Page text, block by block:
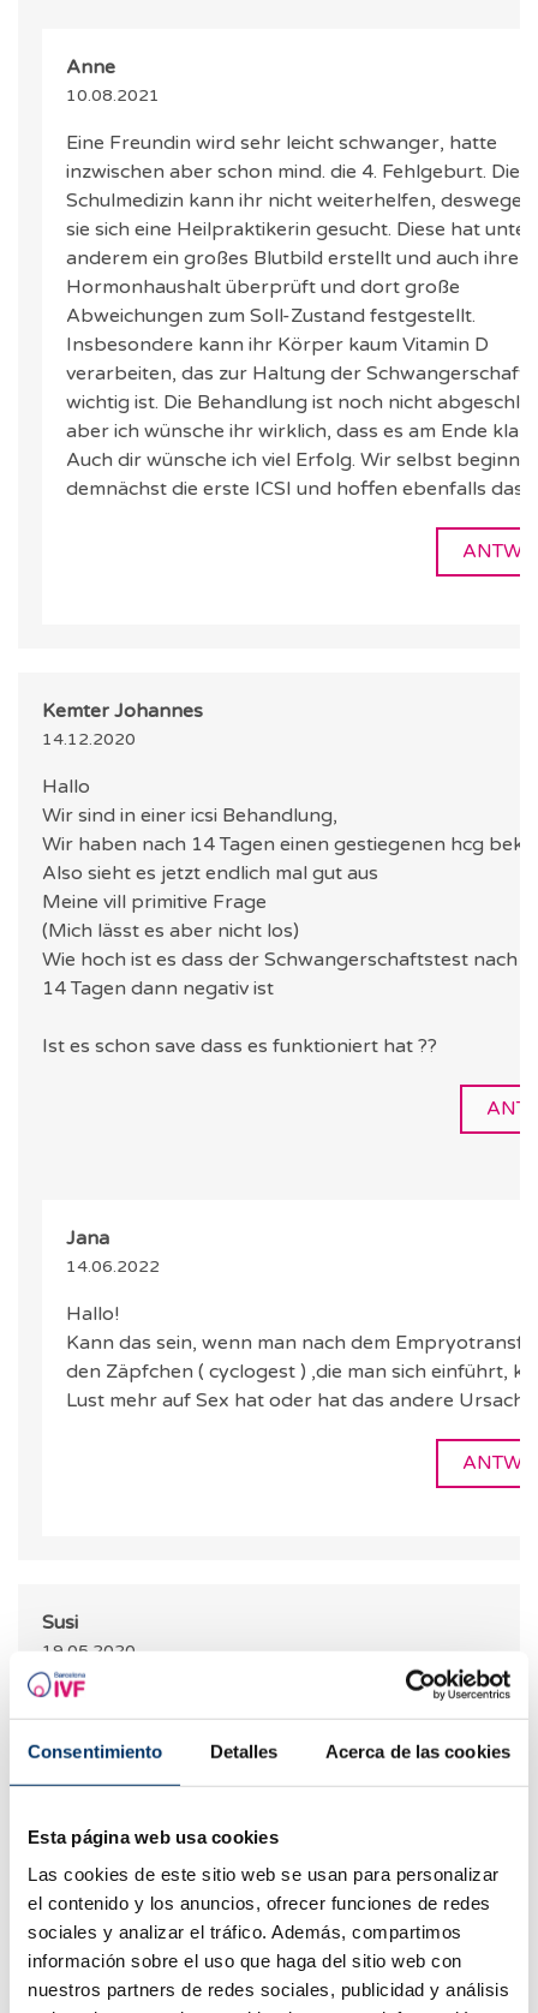
Consentimiento Detalles Acerca de las cookies
Esta página web usa cookies
Las cookies de este sitio web se usan para personalizar
el contenido y los anuncios, ofrecer funciones de redes
sociales y analizar el tráfico. Además, compartimos
información sobre el uso que haga del sitio web con
nuestros partners de redes sociales, publicidad y análisis
Anne
10.08.2021
Eine Freundin wird sehr leicht schwanger, hatte
inzwischen aber schon mind. die 4. Fehlgeburt. Die
Schulmedizin kann ihr nicht weiterhelfen,
sie sich eine Heilpraktikerin gesucht. Diese hat unter
anderem ein großes Blutbild erstellt und auch ihren
Hormonhaushalt überprüft und dort große
Abweichungen zum Soll-Zustand festgestellt.
Insbesondere kann ihr Körper kaum Vitamin D
verarbeiten, das zur Haltung der Schwangerschaft
wichtig ist. Die Behandlung ist noch nicht
aber ich wünsche ihr wirklich, dass es am Ende
Auch dir wünsche ich viel Erfolg. Wir selbst
demnächst die erste ICSI und hoffen ebenfalls das
Kemter Johannes
14.12.2020
Hallo
Wir sind in einer icsi Behandlung,
Wir haben nach 14 Tagen einen gestiegenen hcg
Also sieht es jetzt endlich mal gut aus
Meine vill primitive Frage
(Mich lässt es aber nicht los)
Wie hoch ist es dass der Schwangerschaftstest nach
14 Tagen dann negativ ist
Ist es schon save dass es funktioniert hat ??
Jana
14.06.2022
Hallo!
Kann das sein, wenn man nach dem
den Zäpfchen ( cyclogest ) ,die man sich einführt, keine
Lust mehr auf Sex hat oder hat das andere
Susi
19.05.2020
Guten Abend
Hatte am 06.05.20 blastozytentransfer
Am 19.05.20 mit urintest negativ und seit 3 Tagen
unterleibsschmerzen als käme die mens. Gibs noch
Vielen Dank